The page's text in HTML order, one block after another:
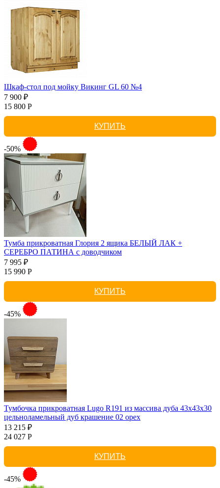
Шкаф-стол под мойку Викинг GL 60 №4
7 900 ₽
15 800 Р
КУПИТЬ
-50%
Тумба прикроватная Глория 2 ящика БЕЛЫЙ ЛАК +
СЕРЕБРО ПАТИНА с доводчиком
7 995 ₽
15 990 Р
КУПИТЬ
-45%
Тумбочка прикроватная Lugo R191 из массива дуба 43х43х30
цельноламельный дуб крашение 02 орех
13 215 ₽
24 027 Р
КУПИТЬ
-45%